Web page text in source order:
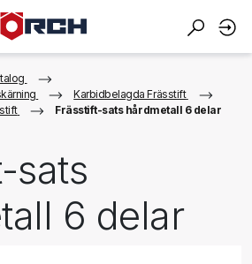
Karbidbelagda Frässtift
Frässtift-sats hårdmetall 6 delar
sats
6 delar